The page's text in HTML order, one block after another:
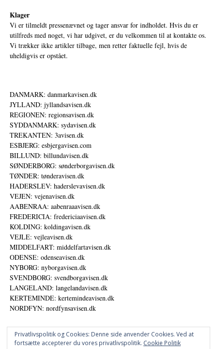
Klager
Vi er tilmeldt pressenævnet og tager ansvar for indholdet. Hvis du er
utilfreds med noget, vi har udgivet, er du velkommen til at kontakte os.
Vi trækker ikke artikler tilbage, men retter faktuelle fejl, hvis de
uheldigvis er opstået.
DANMARK: danmarkavisen.dk
JYLLAND: jyllandsavisen.dk
REGIONEN: regionsavisen.dk
SYDDANMARK: sydavisen.dk
TREKANTEN: 3avisen.dk
ESBJERG: esbjergavisen.com
BILLUND: billundavisen.dk
SØNDERBORG: sønderborgavisen.dk
TØNDER: tønderavisen.dk
HADERSLEV: haderslevavisen.dk
VEJEN: vejenavisen.dk
AABENRAA: aabenraaavisen.dk
FREDERICIA: fredericiaavisen.dk
KOLDING: koldingavisen.dk
VEJLE: vejleavisen.dk
MIDDELFART: middelfartavisen.dk
ODENSE: odenseavisen.dk
NYBORG: nyborgavisen.dk
SVENDBORG: svendborgavisen.dk
LANGELAND: langelandavisen.dk
KERTEMINDE: kertemindeavisen.dk
NORDFYN: nordfynsavisen.dk
Privatlivspolitik og Cookies: Denne side anvender Cookies. Ved at
fortsætte accepterer du vores privatlivspolitik. Cookie Politik